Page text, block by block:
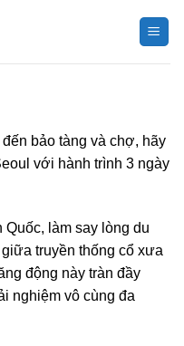
bảo tàng và chợ, hãy
với hành trình 3 ngày
làm say lòng du
truyền thống cổ xưa
động này tràn đầy
nghiệm vô cùng đa